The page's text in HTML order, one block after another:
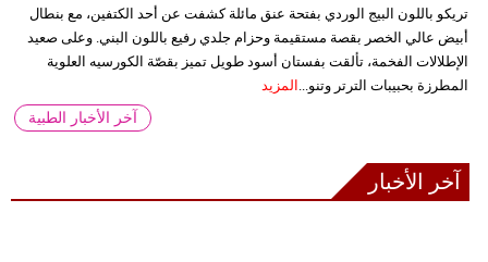
تريكو باللون البيج الوردي بفتحة عنق مائلة كشفت عن أحد الكتفين، مع بنطال
أبيض عالي الخصر بقصة مستقيمة وحزام جلدي رفيع باللون البني. وعلى صعيد
الإطلالات الفخمة، تألقت بفستان أسود طويل تميز بقصّة الكورسيه العلوية
المطرزة بحبيبات الترتر وتنو... المزيد
آخر الأخبار الطبية
آخر الأخبار